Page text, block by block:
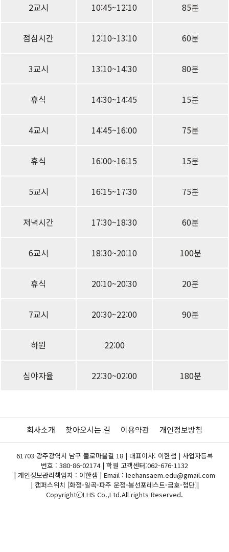
2교시 10:45~12:10 85분
점심시간 12:10~13:10 60분
3교시 13:10~14:30 80분
휴식 14:30~14:45 15분
4교시 14:45~16:00 75분
휴식 16:00~16:15 15분
5교시 16:15~17:30 75분
저녁시간 17:30~18:30 60분
6교시 18:30~20:10 100분
휴식 20:10~20:30 20분
7교시 20:30~22:00 90분
하원 22:00
심야자율 22:30~02:00 180분
회사소개 찾아오시는 길 이용약관 개인정보방침
61703 광주광역시 남구 불로마을길 18 | 대표이사: 이한샘 | 사업자등록
번호 : 380-86-02174 | 학원 고객센터:062-676-1132
| 개인정보관리책임자 : 이한샘 | Email : leehansaem.edu@gmail.com
| 캠퍼스위치 [화정-일곡-파주 운정-봉선포레스트-금호-첨단]|
CopyrightⓒLHS Co.,Ltd.All rights Reserved.